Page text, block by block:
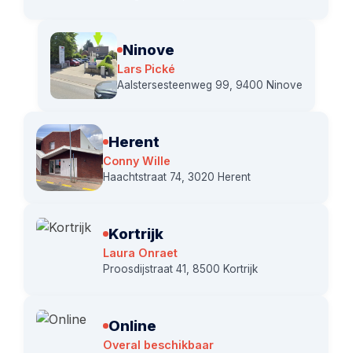
Ninove
Lars Pické
Aalstersesteenweg 99, 9400 Ninove
Herent
Conny Wille
Haachtstraat 74, 3020 Herent
Kortrijk
Laura Onraet
Proosdijstraat 41, 8500 Kortrijk
Online
Overal beschikbaar